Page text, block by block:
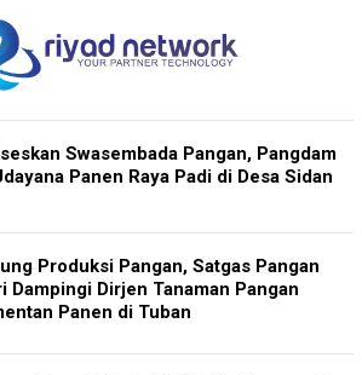
Swasembada Pangan, Pangdam
Panen Raya Padi di Desa Sidan
Produksi Pangan, Satgas Pangan
Dampingi Dirjen Tanaman Pangan
Panen di Tuban